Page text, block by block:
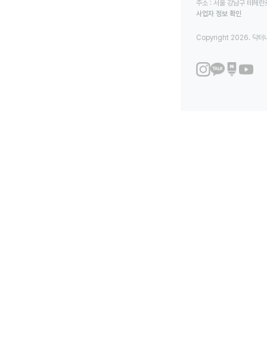
주소 : 서울 강남구 테헤
사업자 정보 확인
Copyright 2026. 닥터